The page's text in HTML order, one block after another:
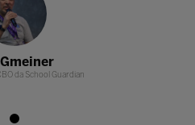
da School Guardian